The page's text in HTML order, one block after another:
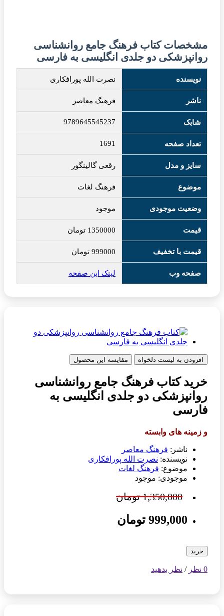
مشخصات کتاب فرهنگ جامع روانشناسی
روانپزشکی دو جلدی انگلیسی به فارسی
نویسنده نصرت الله پورافکاری
ناشر فرهنگ معاصر
شابک 9789645545237
تعداد صفحه 1691
سایز و مدل رقعی گالینگور
موضوع فرهنگ لغات
وضعیت موجودی موجود
قیمت 1350000 تومان
قیمت با تخفیف 999000 تومان
صفحه وب لینک این صفحه
افزودن به لیست دلخواه مقایسه این محصول
خرید کتاب فرهنگ جامع روانشناسی
روانپزشکی دو جلدی انگلیسی به
فارسی
و زمینه های وابسته
ناشر: فرهنگ معاصر
نویسنده: نصرت الله پورافکاری
موضوع: فرهنگ لغات
موجودی: موجود
1,350,000 تومان
999,000 تومان
خرید
0 نظر / نظر بدهید